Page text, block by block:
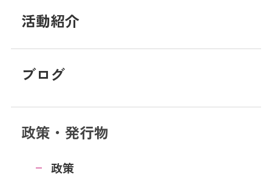
活動紹介
ブログ
政策・発行物
政策